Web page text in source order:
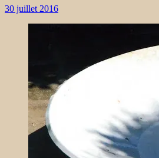
30 juillet 2016